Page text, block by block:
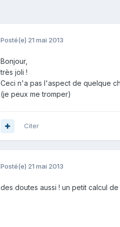
Posté(e) 21 mai 2013
Bonjour,
très joli !
Ceci n'a pas l'aspect de quelque
(je peux me tromper)
Citer
Posté(e) 21 mai 2013
des doutes aussi ! un petit calcul